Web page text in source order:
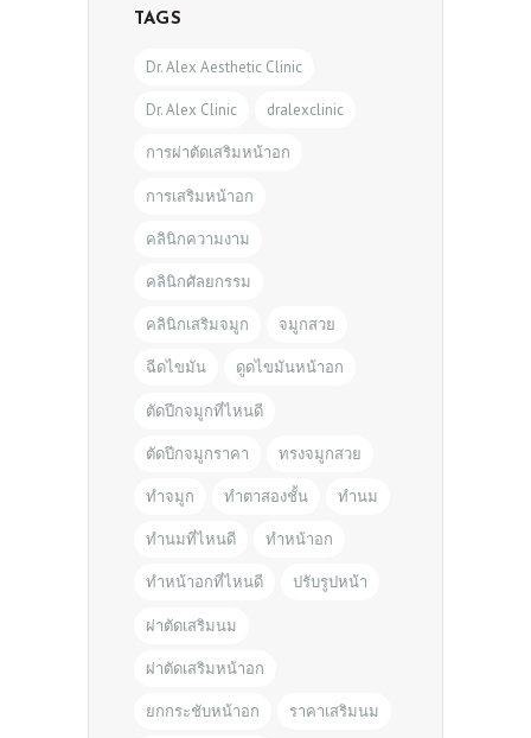
TAGS
Dr. Alex Aesthetic Clinic
Dr. Alex Clinic dralexclinic
การผ่าตัดเสริมหน้าอก
การเสริมหน้าอก
คลินิกความงาม
คลินิกศัลยกรรม
คลินิกเสริมจมูก จมูกสวย
ฉีดไขมัน ดูดไขมันหน้าอก
ตัดปีกจมูกที่ไหนดี
ตัดปีกจมูกราคา ทรงจมูกสวย
ทำจมูก ทำตาสองชั้น ทำนม
ทำนมที่ไหนดี ทำหน้าอก
ทำหน้าอกที่ไหนดี ปรับรูปหน้า
ผ่าตัดเสริมนม
ผ่าตัดเสริมหน้าอก
ยกกระชับหน้าอก ราคาเสริมนม